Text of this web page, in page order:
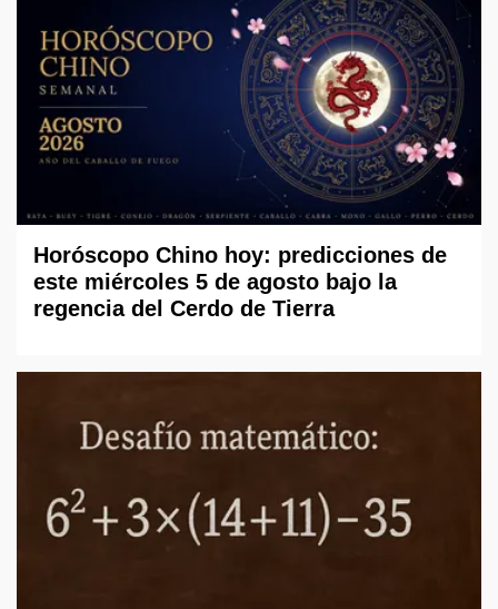
Horóscopo Chino hoy: predicciones de
este miércoles 5 de agosto bajo la
regencia del Cerdo de Tierra